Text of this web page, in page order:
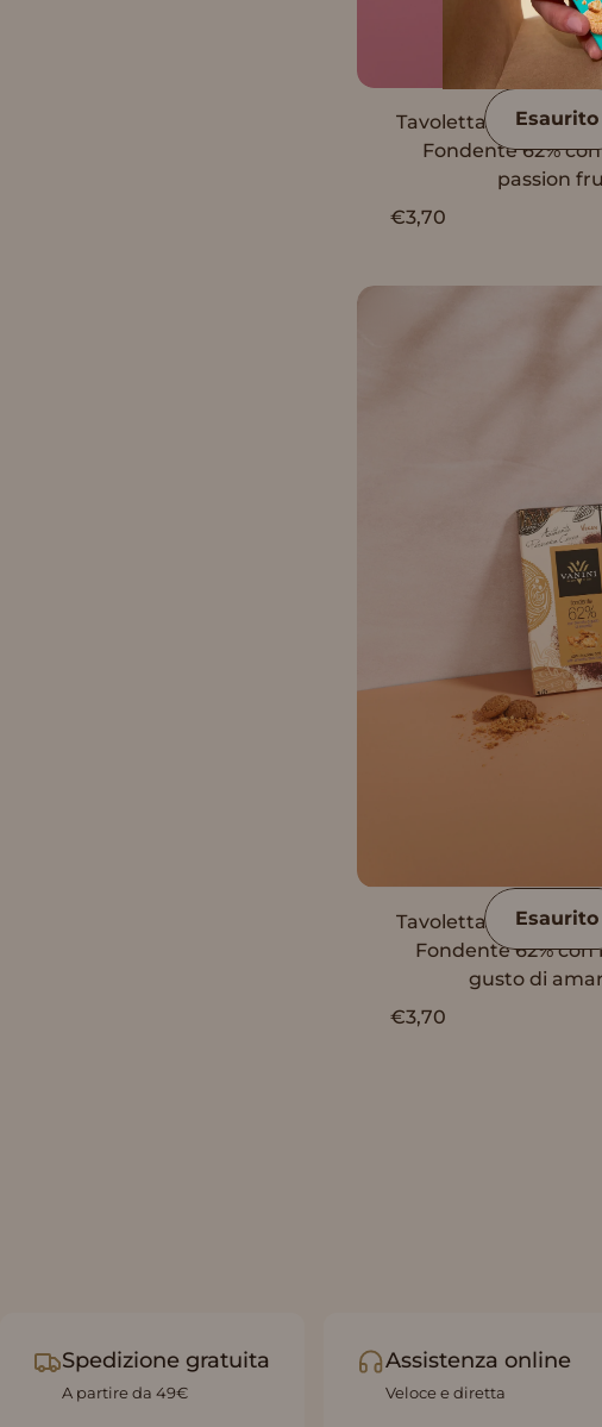
Esaurito
Tavoletta Vanini
Fondente 62%
passion
€3,70
Esaurito
Tavoletta Vanini
Fondente 62% con
gusto di
€3,70
Spedizione gratuita
A partire da 49€
Assistenza online
Veloce e diretta